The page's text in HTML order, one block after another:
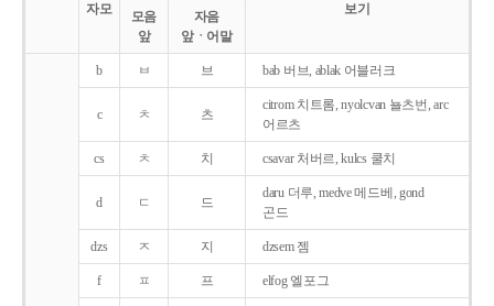
자모
보기
모음
앞
자음
앞ㆍ어말
b ㅂ 브 bab 버브, ablak 어블러크
c ㅊ 츠
citrom 치트롬, nyolcvan 뇰츠번, arc
어르츠
cs ㅊ 치 csavar 처버르, kulcs 쿨치
d ㄷ 드
daru 더루, medve 메드베, gond
곤드
dzs ㅈ 지 dzsem 젬
f ㅍ 프 elfog 엘포그